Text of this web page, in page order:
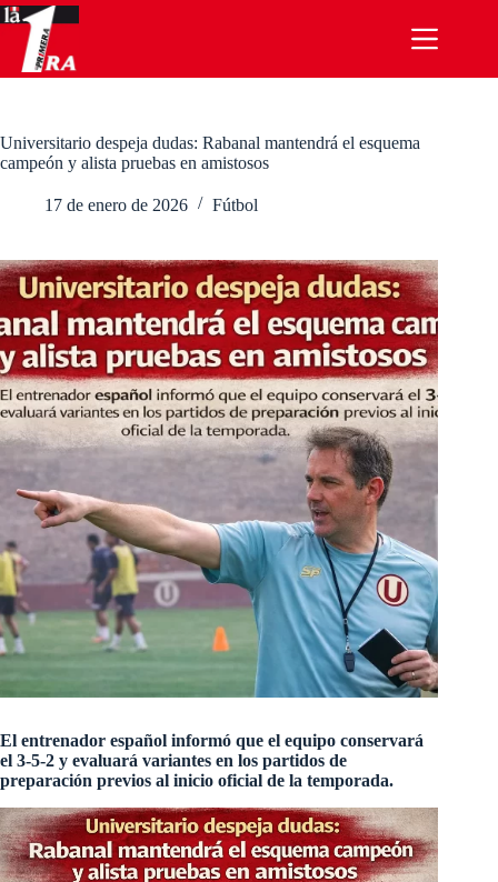
Saltar
al
contenido
Universitario despeja dudas: Rabanal mantendrá el esquema
campeón y alista pruebas en amistosos
17 de enero de 2026 Fútbol
El entrenador español informó que el equipo conservará
el 3-5-2 y evaluará variantes en los partidos de
preparación previos al inicio oficial de la temporada.